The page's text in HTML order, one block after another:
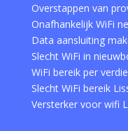
Overstappen van
Onafhankelijk WiFi
Data aansluiting
Slecht WiFi in
WiFi bereik per
Slecht WiFi bereik
Versterker voor wifi